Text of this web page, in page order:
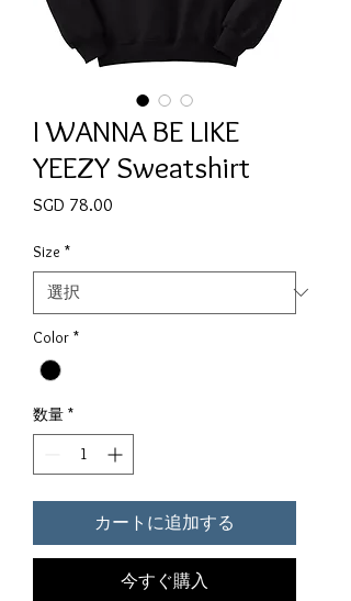
I WANNA BE LIKE
YEEZY Sweatshirt
SGD 78.00
Size *
Color *
数量 *
カートに追加する
今すぐ購入